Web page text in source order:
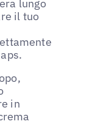
lungo
il tuo
in